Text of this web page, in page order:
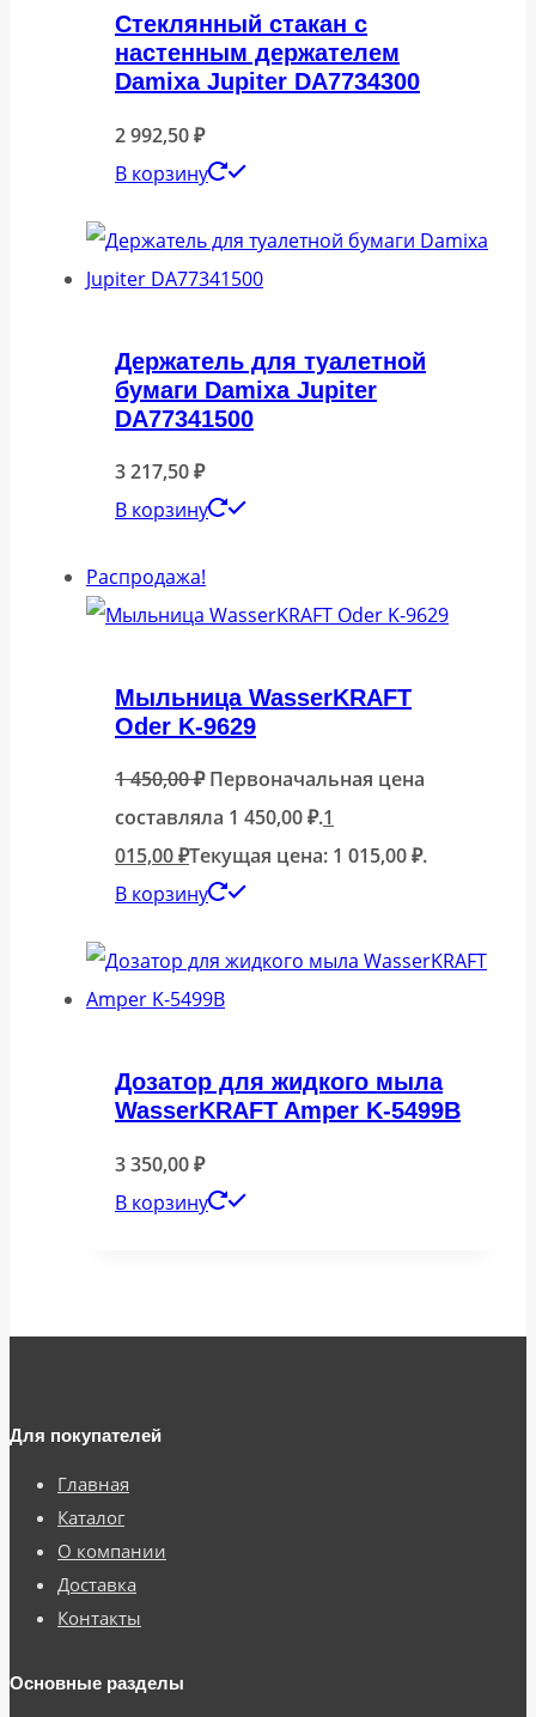
Стеклянный стакан с
настенным держателем
Damixa Jupiter DA7734300
2 992,50₽
В корзину
Держатель для туалетной
бумаги Damixa Jupiter
DA77341500
3 217,50₽
В корзину
Распродажа!
Мыльница WasserKRAFT
Oder K-9629
1 450,00₽ Первоначальная цена
составляла 1 450,00 ₽.1
015,00₽Текущая цена: 1 015,00 ₽.
В корзину
Дозатор для жидкого мыла
WasserKRAFT Amper K-5499B
3 350,00₽
В корзину
Для покупателей
Главная
Каталог
О компании
Доставка
Контакты
Основные разделы